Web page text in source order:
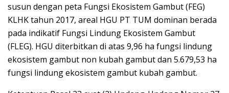
susun dengan peta Fungsi Ekosistem Gambut (FEG)
KLHK tahun 2017, areal HGU PT TUM dominan berada
pada indikatif Fungsi Lindung Ekosistem Gambut
(FLEG). HGU diterbitkan di atas 9,96 ha fungsi lindung
ekosistem gambut non kubah gambut dan 5.679,53 ha
fungsi lindung ekosistem gambut kubah gambut.